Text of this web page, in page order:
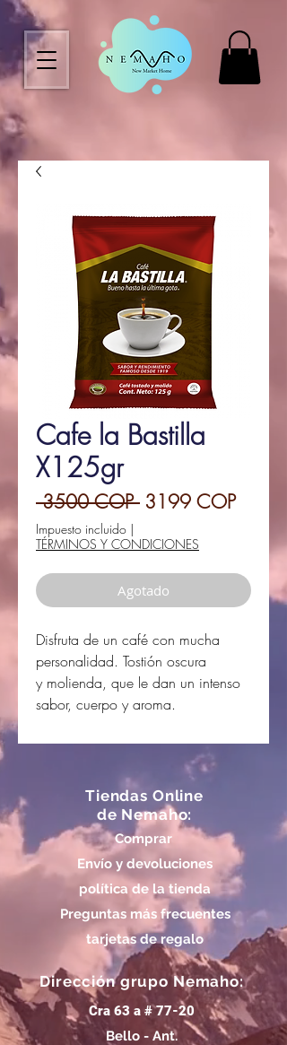
Cafe la Bastilla
X125gr
3500 COP Precio
3199 COPPrecio
oferta
Impuesto incluido |
TÉRMINOS Y CONDICIONES
Agotado
Disfruta de un café con mucha
personalidad. Tostión oscura
y molienda, que le dan un intenso
sabor, cuerpo y aroma.
Tiendas Online
de Nemaho:
Comprar
Envío y devoluciones
política de la tienda
Preguntas más frecuentes
tarjetas de regalo
Dirección grupo Nemaho:
Cra 63 a # 77-20
Bello - Ant.